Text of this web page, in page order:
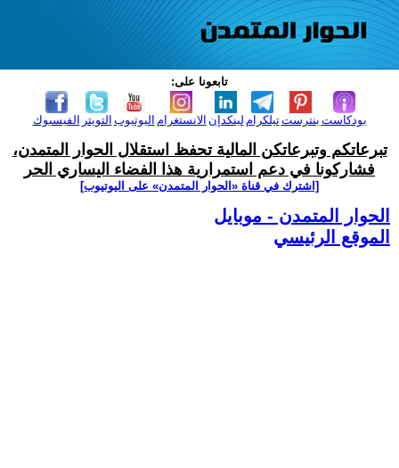
تابعونا على:
الفيسبوك التويتر اليوتيوب الانستغرام لينكدإن تيلكرامبنترست بودكاست
تبرعاتكم وتبرعاتكن المالية تحفظ استقلال الحوار المتمدن،
فشاركونا في دعم استمرارية هذا الفضاء اليساري الحر
[اشترك في قناة ‫«الحوار المتمدن» على اليوتيوب]
الحوار المتمدن - موبايل
الموقع الرئيسي